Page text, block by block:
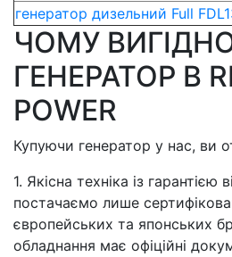
генератор дизельний Full
ЧОМУ
ГЕНЕРАТОР В
POWER
Купуючи генератор у нас, ви
1. Якісна техніка із
постачаємо лише
європейських та японських
обладнання має офіційні